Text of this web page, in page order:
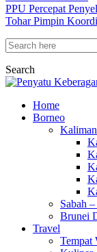
PPU Percepat
Tohar Pimpin
Search
Home
Borneo
Sabah
Brunei
Travel
Tempat